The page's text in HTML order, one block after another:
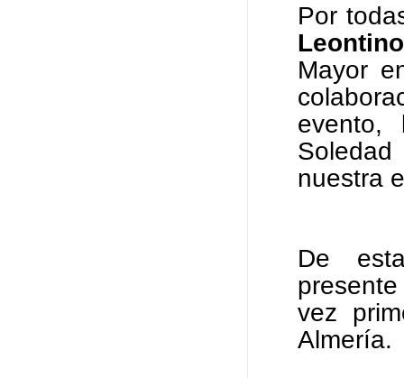
Por
Mayor
nuestra
De
vez
Almería.